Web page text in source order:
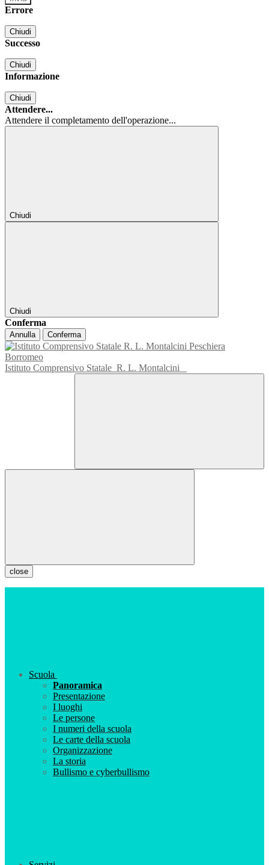
Errore
Chiudi
Successo
Chiudi
Informazione
Chiudi
Attendere...
Attendere il completamento dell'operazione...
Chiudi
Chiudi
Conferma
Annulla Conferma
Istituto Comprensivo Statale R. L. Montalcini
close
Scuola
Panoramica
Presentazione
I luoghi
Le persone
I numeri della scuola
Le carte della scuola
Organizzazione
La storia
Bullismo e cyberbullismo